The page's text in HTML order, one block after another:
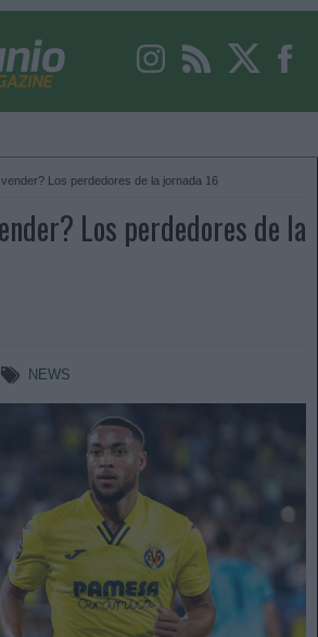
Los perdedores de la jornada 16
Los perdedores de la
NEWS